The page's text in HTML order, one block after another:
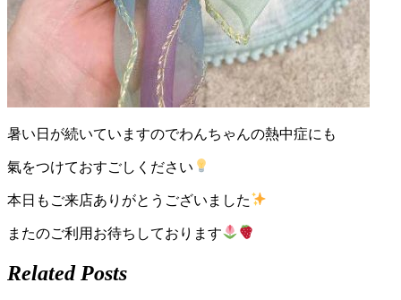
｜
ペ
ッ
ト
サ
ロ
ン・
ペ
暑い日が続いていますのでわんちゃんの熱中症にも
氣をつけておすごしください
本日もご来店ありがとうございました
またのご利用お待ちしております
Related Posts